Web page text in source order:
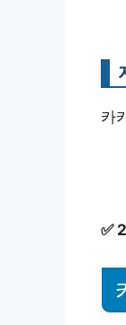
카
✅